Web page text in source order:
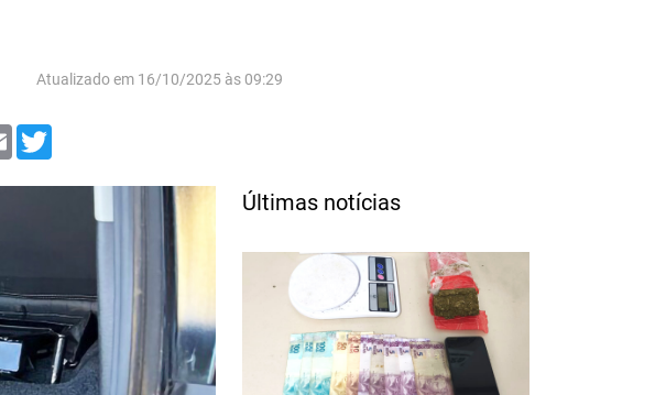
Atualizado em 16/10/2025 às 09:29
Email
Últimas notícias